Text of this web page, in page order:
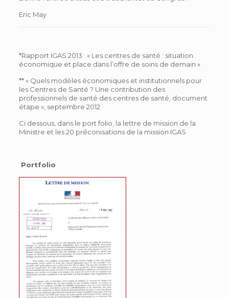
Eric May
*Rapport IGAS 2013 : « Les centres de santé : situation
économique et place dans l’offre de soins de demain »
** « Quels modèles économiques et institutionnels pour
les Centres de Santé ? Une contribution des
professionnels de santé des centres de santé, document
étape », septembre 2012
Ci dessous, dans le port folio, la lettre de mission de la
Ministre et les 20 préconisations de la mission IGAS
Portfolio